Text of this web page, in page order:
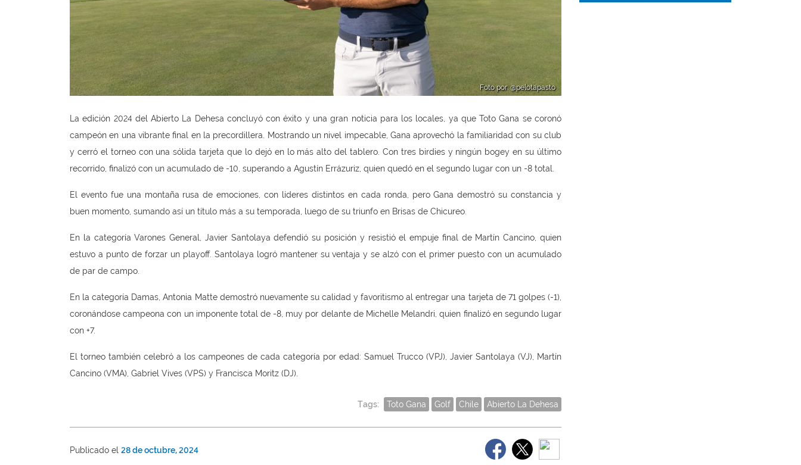
Foto por: @pelotapasto
La edición 2024 del Abierto La Dehesa concluyó con éxito y una gran noticia para los locales, ya que Toto Gana se coronó
campeón en una vibrante final en la precordillera. Mostrando un nivel impecable, Gana aprovechó la familiaridad con su club
y cerró el torneo con una sólida tarjeta que lo dejó en lo más alto del tablero. Con tres birdies y ningún bogey en su último
recorrido, finalizó con un acumulado de -10, superando a Agustín Errázuriz, quien quedó en el segundo lugar con un -8 total.
El evento fue una montaña rusa de emociones, con líderes distintos en cada ronda, pero Gana demostró su constancia y
buen momento, sumando así un título más a su temporada, luego de su triunfo en Brisas de Chicureo.
En la categoría Varones General, Javier Santolaya defendió su posición y resistió el empuje final de Martín Cancino, quien
estuvo a punto de forzar un playoff. Santolaya logró mantener su ventaja y se alzó con el primer puesto con un acumulado
de par de campo.
En la categoría Damas, Antonia Matte demostró nuevamente su calidad y favoritismo al entregar una tarjeta de 71 golpes (-1),
coronándose campeona con un imponente total de -8, muy por delante de Michelle Melandri, quien finalizó en segundo lugar
con +7.
El torneo también celebró a los campeones de cada categoría por edad: Samuel Trucco (VPJ), Javier Santolaya (VJ), Martín
Cancino (VMA), Gabriel Vives (VPS) y Francisca Moritz (DJ).
Tags: Toto Gana Golf Chile Abierto La Dehesa
Publicado el 28 de octubre, 2024